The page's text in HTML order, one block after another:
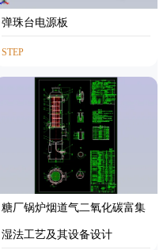
弹珠台电源板
STEP
糖厂锅炉烟道气二氧化碳富集
湿法工艺及其设备设计